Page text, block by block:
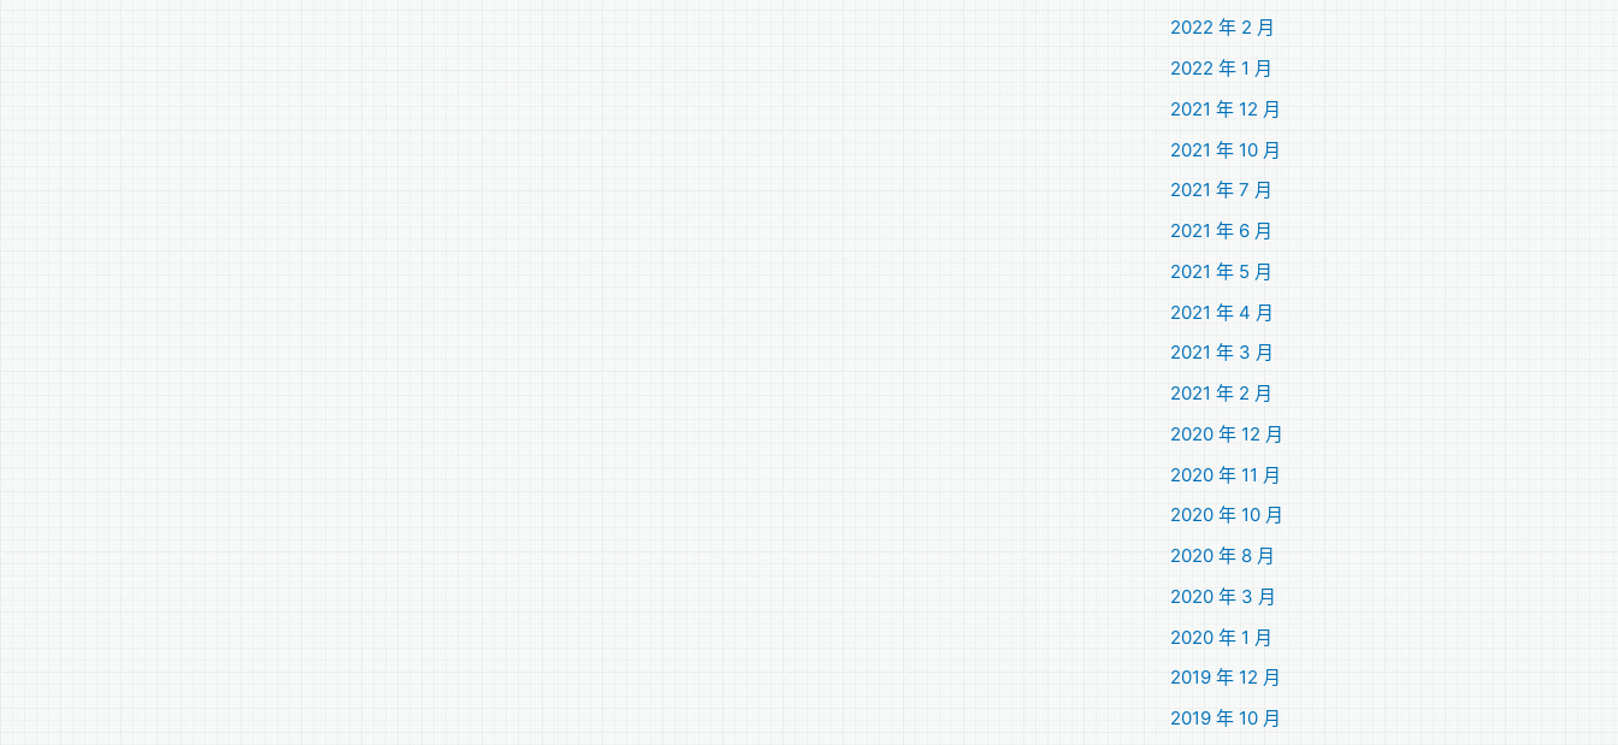
2022 年 2 月
2022 年 1 月
2021 年 12 月
2021 年 10 月
2021 年 7 月
2021 年 6 月
2021 年 5 月
2021 年 4 月
2021 年 3 月
2021 年 2 月
2020 年 12 月
2020 年 11 月
2020 年 10 月
2020 年 8 月
2020 年 3 月
2020 年 1 月
2019 年 12 月
2019 年 10 月